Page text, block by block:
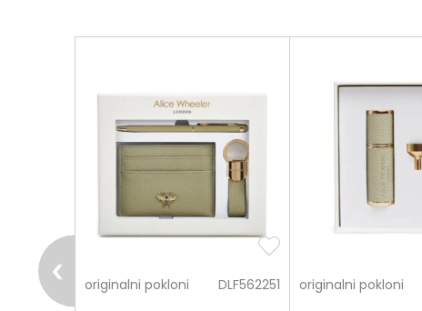
DLF425361 originalni pokloni DLF562251 originalni pokloni